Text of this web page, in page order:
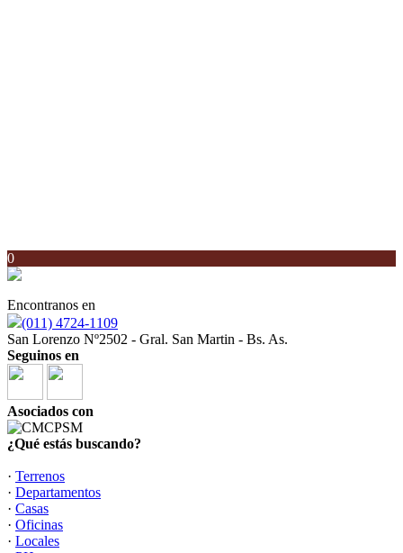
0
Encontranos en
(011) 4724-1109
San Lorenzo Nº2502 - Gral. San Martin - Bs. As.
Seguinos en
Asociados con
¿Qué estás buscando?
· Terrenos
· Departamentos
· Casas
· Oficinas
· Locales